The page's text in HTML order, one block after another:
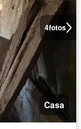
4fotos
Casa